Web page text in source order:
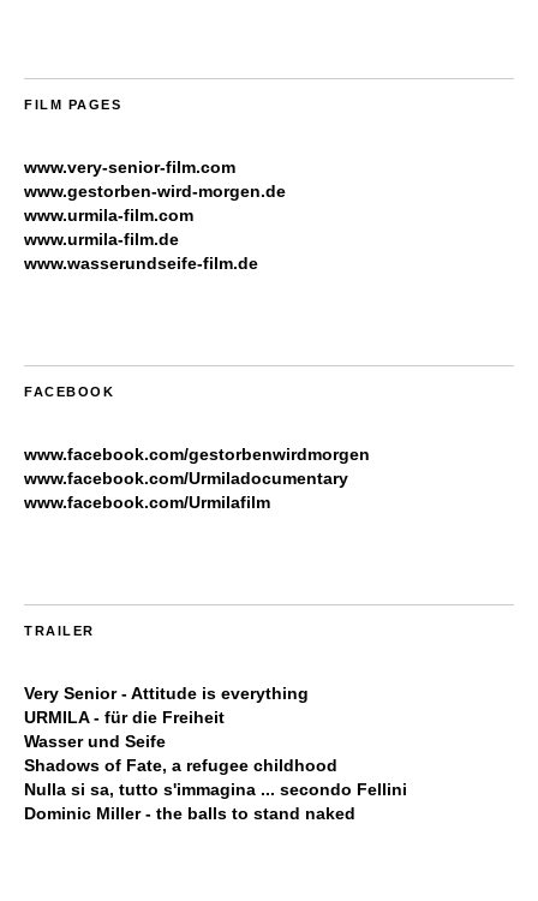
FILM PAGES
www.very-senior-film.com
www.gestorben-wird-morgen.de
www.urmila-film.com
www.urmila-film.de
www.wasserundseife-film.de
FACEBOOK
www.facebook.com/gestorbenwirdmorgen
www.facebook.com/Urmiladocumentary
www.facebook.com/Urmilafilm
TRAILER
Very Senior - Attitude is everything
URMILA - für die Freiheit
Wasser und Seife
Shadows of Fate, a refugee childhood
Nulla si sa, tutto s'immagina ... secondo Fellini
Dominic Miller - the balls to stand naked